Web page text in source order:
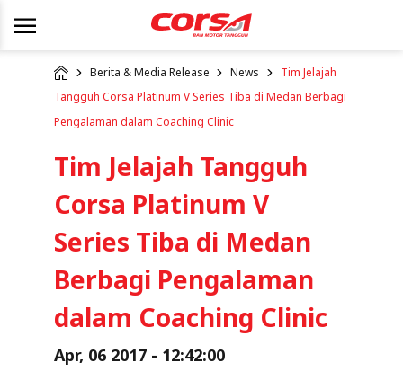
Berita & Media Release News
Tim Jelajah
Tangguh Corsa Platinum V Series Tiba di Medan Berbagi
Pengalaman dalam Coaching Clinic
Tim Jelajah Tangguh
Corsa Platinum V
Series Tiba di Medan
Berbagi Pengalaman
dalam Coaching Clinic
Apr, 06 2017 - 12:42:00